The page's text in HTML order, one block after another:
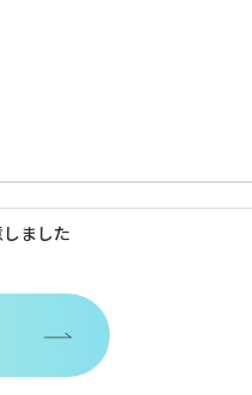
ました